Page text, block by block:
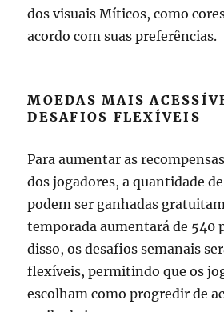
dos visuais Míticos, como
acordo com suas preferências.
MOEDAS MAIS
DESAFIOS FLEXÍVEIS
Para aumentar as
dos jogadores, a quantidade
podem ser ganhadas
temporada aumentará de 540
disso, os desafios semanais
flexíveis, permitindo que os
escolham como progredir de